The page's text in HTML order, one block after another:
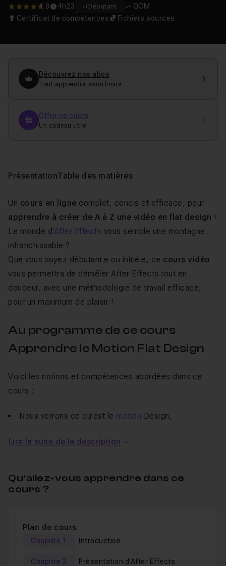
4.8 4,8 4h23 Débutant
QCM
Certificat de compétences
Fichiers sources
Découvrez nos abos
Tout apprendre, sans limite
Offrir ce cours
Un cadeau utile.
PrésentationTable des matières
Un cours en ligne complet, concis et efficace, pour
apprendre à créer de A à Z une vidéo en flat design !
Le monde d'After Effects vous semble une montagne
infranchissable ?
Que vous soyez débutant.e ou initié.e, ce cours vidéo
vous permettra de démêler After Effects tout en
douceur, avec une méthodologie de travail efficace,
pour un maximum de plaisir !
Au programme de ce cours
Apprendre le Motion Flat Design
Voici les notions et compétences abordées dans ce
cours :
Nous verrons ce qu'est le motion Design,
Illustratoret After Effects,
ce type d'animation en flat design,
La création d'animations simples,
À la fin de ce cours vous aurez réalisé
complètes animées!
Lire la suite de la description
Qu’allez-vous apprendre dans ce
cours ?
Plan de cours
Chapitre 1 Introduction
Chapitre 2 Présentation d'After Effects